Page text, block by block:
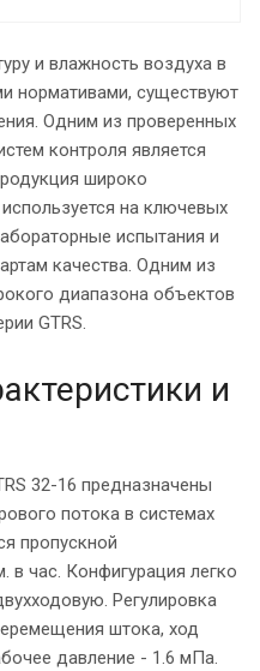
и влажность воздуха в
нормативами, существуют
Одним из проверенных
контроля является
широко
на ключевых
испытания и
качества. Одним из
диапазона объектов
GTRS.
и
32-16 предназначены
потока в системах
пропускной
в час. Конфигурация легко
Регулировка
штока, ход
давление - 1.6 мПа.